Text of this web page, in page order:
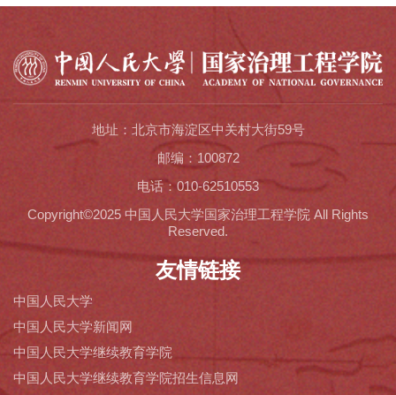
地址：北京市海淀区中关村大街59号
邮编：100872
电话：010-62510553
Copyright©2025 中国人民大学国家治理工程学院 All Rights
Reserved.
友情链接
中国人民大学
中国人民大学新闻网
中国人民大学继续教育学院
中国人民大学继续教育学院招生信息网